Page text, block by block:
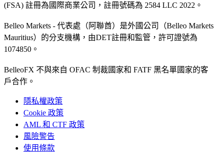
(FSA) 註冊為國際商業公司，註冊號碼為 2584 LLC 2022。
Belleo Markets - 代表處（阿聯酋）是外國公司（Belleo Markets
Mauritius）的分支機構，由DET註冊和監管，許可證號為
1074850。
BelleoFX 不與來自 OFAC 制裁國家和 FATF 黑名單國家的客
戶合作。
隱私權政策
Cookie 政策
AML 和 CTF 政策
風險警告
使用條款